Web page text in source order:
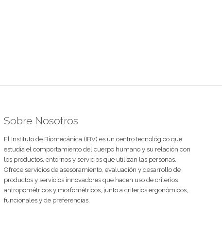
Sobre Nosotros
El Instituto de Biomecánica (IBV) es un centro tecnológico que
estudia el comportamiento del cuerpo humano y su relación con
los productos, entornos y servicios que utilizan las personas.
Ofrece servicios de asesoramiento, evaluación y desarrollo de
productos y servicios innovadores que hacen uso de criterios
antropométricos y morfométricos, junto a criterios ergonómicos,
funcionales y de preferencias.